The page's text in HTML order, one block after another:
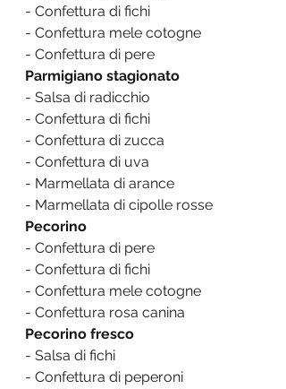
- Confettura di fichi
- Confettura mele cotogne
- Confettura di pere
Parmigiano stagionato
- Salsa di radicchio
- Confettura di fichi
- Confettura di zucca
- Confettura di uva
- Marmellata di arance
- Marmellata di cipolle rosse
Pecorino
- Confettura di pere
- Confettura di fichi
- Confettura mele cotogne
- Confettura rosa canina
Pecorino fresco
- Salsa di fichi
- Confettura di peperoni